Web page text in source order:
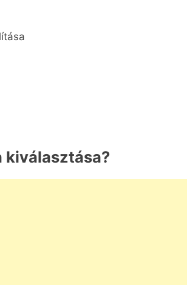
kiválasztása?